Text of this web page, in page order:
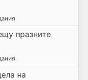
празните
на